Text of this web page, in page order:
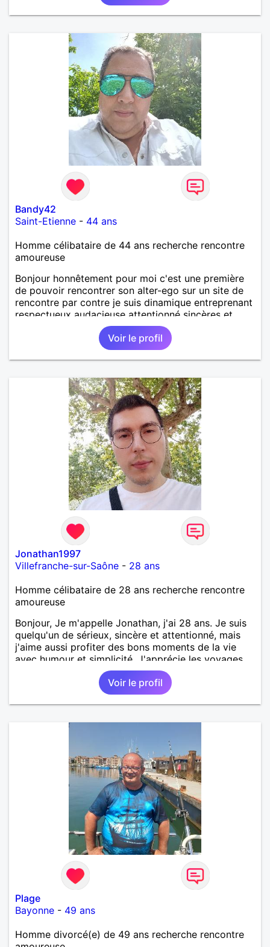
Bandy42
Saint-Etienne - 44 ans
Homme célibataire de 44 ans recherche rencontre
amoureuse
Bonjour honnêtement pour moi c'est une première
de pouvoir rencontrer son alter-ego sur un site de
rencontre par contre je suis dinamique entreprenant
respectueux audacieuse attentionné sincères et
expressif et j' aime surtout les câlins et à les
partager avec humour et amour bisous à+ à bientôt
Voir le profil
Jonathan1997
Villefranche-sur-Saône - 28 ans
Homme célibataire de 28 ans recherche rencontre
amoureuse
Bonjour, Je m'appelle Jonathan, j'ai 28 ans. Je suis
quelqu'un de sérieux, sincère et attentionné, mais
j'aime aussi profiter des bons moments de la vie
avec humour et simplicité. J'apprécie les voyages,
les découvertes, les jeux vidéo et les moments de
détente. Je suis à la recherche d'une personne
authentique avec qui partager de belles
expériences, construire une relation sérieuse basée
apprécies les conversations sincères, les fous rires
et les personnes qui savent ce qu'elles veulent,
n'hésite pas à venir discuter. Au plaisir de faire
connaissance !
Voir le profil
Plage
Bayonne - 49 ans
Homme divorcé(e) de 49 ans recherche rencontre